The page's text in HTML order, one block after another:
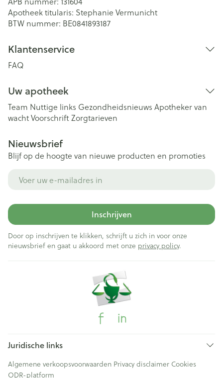
Apotheek titularis: Stephanie Vermunicht
BTW nummer: BE0841893187
Klantenservice
FAQ
Uw apotheek
Team Nuttige links Gezondheidsnieuws Apotheker van
wachtVoorschriftZorgtarieven
Nieuwsbrief
Blijf op de hoogte van nieuwe producten en promoties
Inschrijven
Door op inschrijven te klikken, schrijft u zich in voor onze
nieuwsbrief en gaat u akkoord met onze privacy policy.
Juridische links
Algemene verkoopsvoorwaarden Privacy disclaimer Cookies
ODR-platform